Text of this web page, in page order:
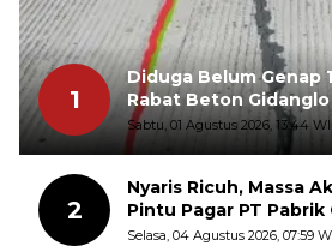
1
Diduga Belum Genap
Rabat Beton
Sudah Pecah
Sabtu, 01 Agustus 2026, 13:44
2
Nyaris Ricuh, Massa
Pintu Pagar PT
Selasa, 04 Agustus 2026, 07:59